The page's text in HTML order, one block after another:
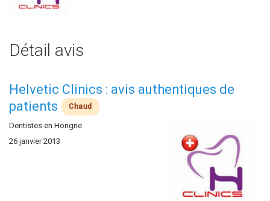
Détail avis
Helvetic Clinics : avis authentiques de
patients
Chaud
Dentistes en Hongrie
26 janvier 2013